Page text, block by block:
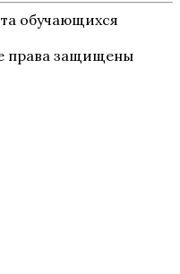
обучающихся
права защищены